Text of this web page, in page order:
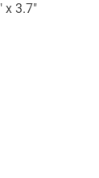
x 3.7"